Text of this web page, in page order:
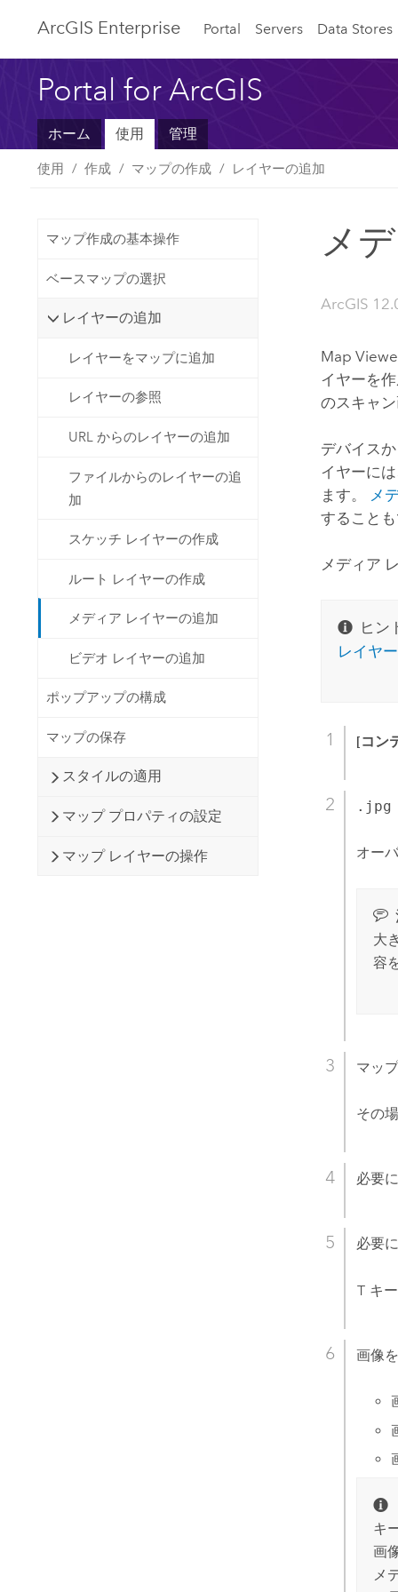
ArcGIS Enterprise Portal Servers Data Stores
Portal for ArcGIS
ホーム 使用 管理
使用 作成 マップの作成 レイヤーの追加
マップ作成の基本操作
ベースマップの選択
レイヤーの追加
レイヤーをマップに追加
レイヤーの参照
URL からのレイヤーの追加
ファイルからのレイヤーの追
加
スケッチ レイヤーの作成
ルート レイヤーの作成
メディア レイヤーの追加
ビデオ レイヤーの追加
ポップアップの構成
マップの保存
スタイルの適用
マップ プロパティの設定
マップ レイヤーの操作
メ
ArcGIS
Map
イヤーを
のスキャ
デバイス
イヤーに
ます。
メ
すること
メディア
ヒン
レイヤ
[コン
.jpg
オー
大
容
マッ
その
必要
必要
T キ
画像
キ
画
メ